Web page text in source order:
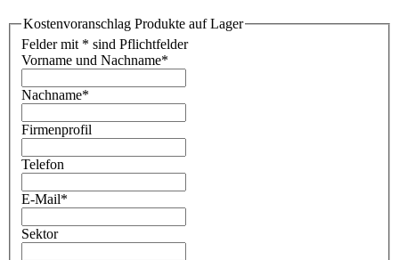
Kostenvoranschlag Produkte auf Lager
Felder mit * sind Pflichtfelder
Vorname und Nachname*
Nachname*
Firmenprofil
Telefon
E-Mail*
Sektor